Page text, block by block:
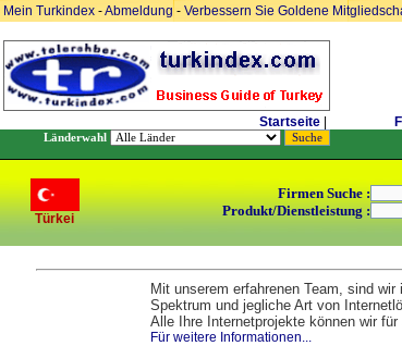
Mein Turkindex -Abmeldung- Verbessern Sie Goldene
Startseite
Länderwahl
Türkei
Firmen Suche :
Produkt/Dienstleistung :
Mit unserem erfahrenen Team, sind
Spektrum und jegliche Art von
Alle Ihre Internetprojekte können wir
Für weitere Informationen...